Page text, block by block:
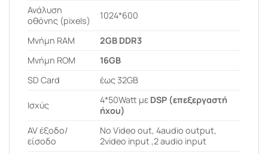
Ανάλυση
οθόνης (pixels)
1024*600
Μνήμη RAM
2GB DDR3
Μνήμη ROM
16GB
SD Card
έως 32GB
Ισχύς 4*50Watt με DSP (επεξεργαστή
ήχου)
AV έξοδο/
είσοδο
No Video out, 4audio output,
2video input ,2 audio input